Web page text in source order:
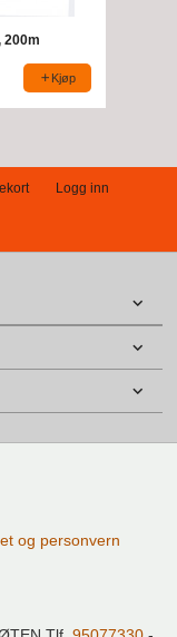
200m
Kjøp
Logg inn
og personvern